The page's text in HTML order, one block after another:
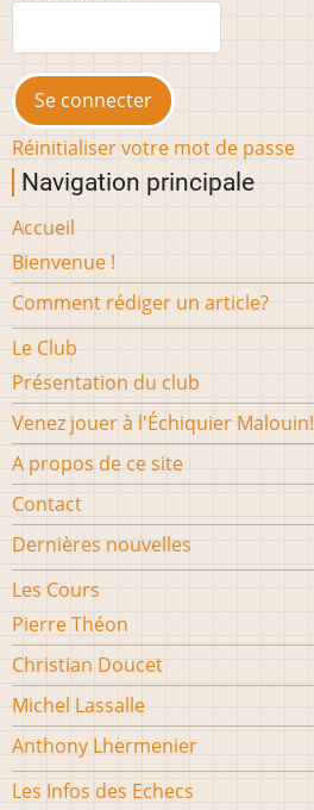
Réinitialiser votre mot de passe
Navigation principale
Accueil
Bienvenue !
Comment rédiger un article?
Le Club
Présentation du club
Venez jouer à l'Échiquier Malouin!
A propos de ce site
Contact
Dernières nouvelles
Les Cours
Pierre Théon
Christian Doucet
Michel Lassalle
Anthony Lhermenier
Les Infos des Echecs